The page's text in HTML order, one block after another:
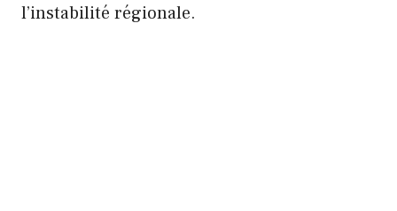
l’instabilité régionale.